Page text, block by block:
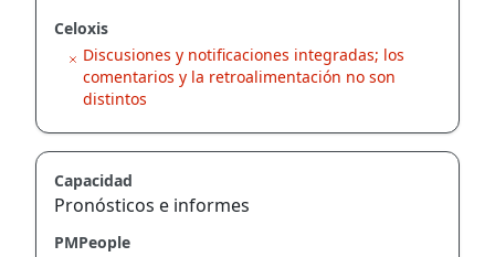
Celoxis
Discusiones y notificaciones integradas; los
comentarios y la retroalimentación no son
distintos
Capacidad
Pronósticos e informes
PMPeople